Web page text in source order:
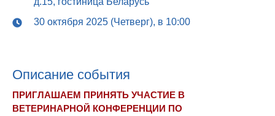
30 октября 2025 (Четверг), в 10:00
Опиcание события
ПРИГЛАШАЕМ ПРИНЯТЬ УЧАСТИЕ В
ВЕТЕРИНАРНОЙ КОНФЕРЕНЦИИ ПО